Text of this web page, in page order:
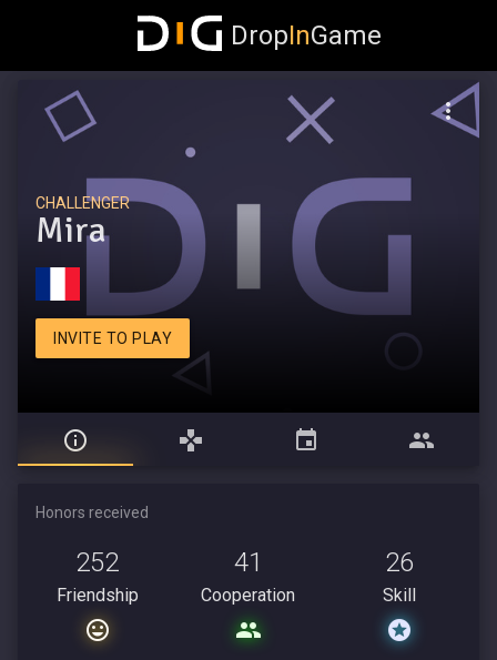
DropInGame
CHALLENGER
Mira
INVITE TO PLAY
Honors received
252
Friendship
41
Cooperation
26
Skill